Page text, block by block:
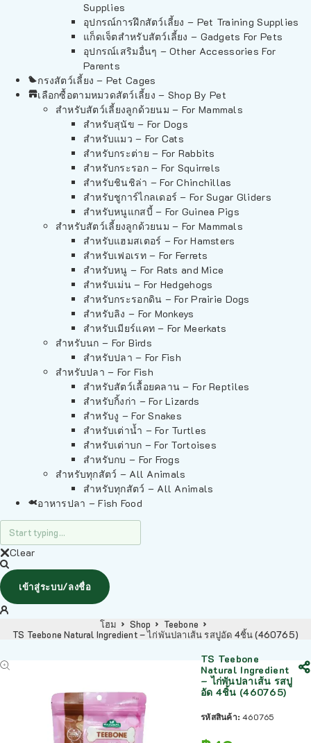
Supplies
อุปกรณ์การฝึกสัตว์เลี้ยง – Pet Training Supplies
แก็ดเจ็ตสำหรับสัตว์เลี้ยง – Gadgets For Pets
อุปกรณ์เสริมอื่นๆ – Other Accessories For
Parents
กรงสัตว์เลี้ยง – Pet Cages
เลือกซื้อตามหมวดสัตว์เลี้ยง – Shop By Pet
สำหรับสัตว์เลี้ยงลูกด้วยนม – For Mammals
สำหรับสุนัข – For Dogs
สำหรับแมว – For Cats
สำหรับกระต่าย – For Rabbits
สำหรับกระรอก – For Squirrels
สำหรับชินชิล่า – For Chinchillas
สำหรับชูการ์ไกลเดอร์ – For Sugar Gliders
สำหรับหนูแกสบี้ – For Guinea Pigs
สำหรับสัตว์เลี้ยงลูกด้วยนม – For Mammals
สำหรับแฮมสเตอร์ – For Hamsters
สำหรับเฟอเรท – For Ferrets
สำหรับหนู – For Rats and Mice
สำหรับเม่น – For Hedgehogs
สำหรับกระรอกดิน – For Prairie Dogs
สำหรับลิง – For Monkeys
สำหรับเมียร์แคท – For Meerkats
สำหรับนก – For Birds
สำหรับปลา – For Fish
สำหรับปลา – For Fish
สำหรับสัตว์เลื้อยคลาน – For Reptiles
สำหรับกิ้งก่า – For Lizards
สำหรับงู – For Snakes
สำหรับเต่าน้ำ – For Turtles
สำหรับเต่าบก – For Tortoises
สำหรับกบ – For Frogs
สำหรับทุกสัตว์ – All Animals
สำหรับทุกสัตว์ – All Animals
อาหารปลา – Fish Food
Clear
เข้าสู่ระบบ/ลงชื่อ
โฮม Shop
Teebone
TS Teebone Natural Ingredient – ไก่พันปลาเส้น รสปูอัด 4ชิ้น (460765)
TS Teebone
Natural Ingredient
– ไก่พันปลาเส้น รสปู
อัด 4ชิ้น (460765)
รหัสสินค้า:460765